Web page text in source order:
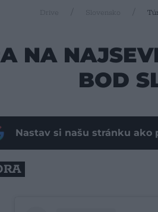
Drive Slovensko
NA
BOD
Nastav si našu stránku ako